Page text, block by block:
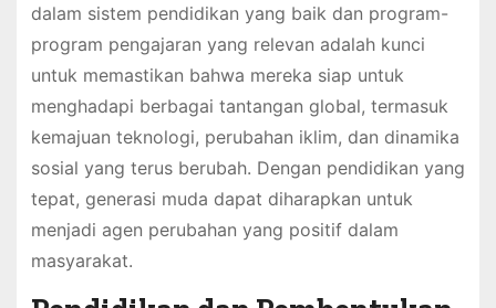
dalam sistem pendidikan yang baik dan program-
program pengajaran yang relevan adalah kunci
untuk memastikan bahwa mereka siap untuk
menghadapi berbagai tantangan global, termasuk
kemajuan teknologi, perubahan iklim, dan dinamika
sosial yang terus berubah. Dengan pendidikan yang
tepat, generasi muda dapat diharapkan untuk
menjadi agen perubahan yang positif dalam
masyarakat.